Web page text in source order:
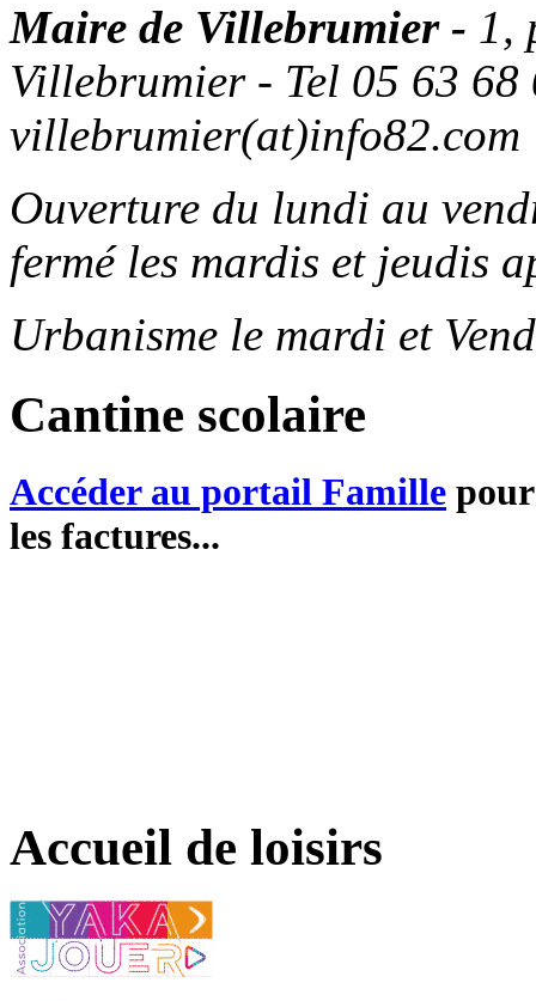
Maire de Villebrumier - 1,
Villebrumier - Tel 05 63
villebrumier(at)info82.com
Ouverture du lundi au
fermé les mardis et jeudis
Urbanisme le mardi et
Cantine scolaire
Accéder au portail Famille
les factures...
Accueil de loisirs